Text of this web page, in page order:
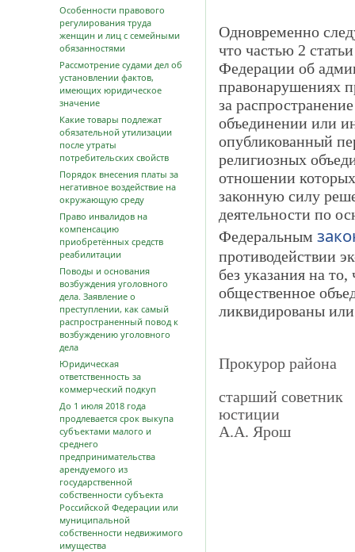
Одновременно
что частью 2
Федерации об
правонарушениях
за
объединении или
опубликованный
религиозных
отношении
законную силу
деятельности по
Федеральным
противодействии
без указания на
общественное
ликвидированы
Прокурор района
старший советник
А.А. Ярош
Особенности правового
регулирования труда
женщин и лиц с семейными
обязанностями
Рассмотрение судами дел об
установлении фактов,
имеющих юридическое
значение
Какие товары подлежат
обязательной утилизации
после утраты
потребительских свойств
Порядок внесения платы за
негативное воздействие на
окружающую среду
Право инвалидов на
компенсацию
приобретённых средств
реабилитации
Поводы и основания
возбуждения уголовного
дела. Заявление о
преступлении, как самый
распространенный повод к
возбуждению уголовного
дела
Юридическая
ответственность за
коммерческий подкуп
До 1 июля 2018 года
продлевается срок выкупа
субъектами малого и
среднего
предпринимательства
арендуемого из
государственной
собственности субъекта
Российской Федерации или
муниципальной
собственности недвижимого
имущества